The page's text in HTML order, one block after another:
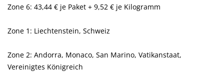
Zone 6: 43,44 € je Paket + 9,52 € je Kilogramm
Zone 1: Liechtenstein, Schweiz
Zone 2: Andorra, Monaco, San Marino, Vatikanstaat,
Vereinigtes Königreich